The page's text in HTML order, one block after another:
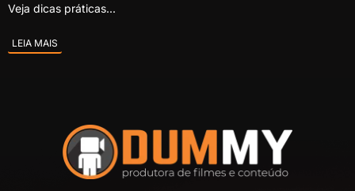
Veja dicas práticas...
LEIA MAIS